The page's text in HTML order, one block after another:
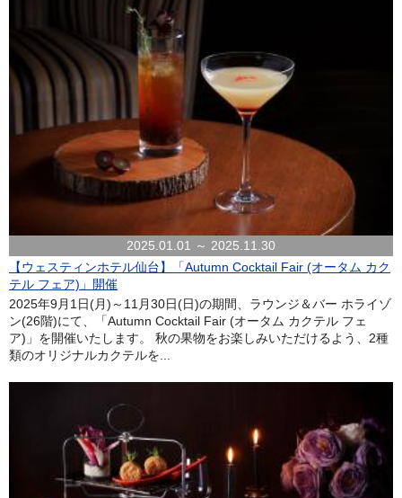
2025.01.01 ～ 2025.11.30
【ウェスティンホテル仙台】「Autumn Cocktail Fair (オータム カク
テル フェア)」開催
2025年9月1日(月)～11月30日(日)の期間、ラウンジ＆バー ホライゾ
ン(26階)にて、「Autumn Cocktail Fair (オータム カクテル フェ
ア)」を開催いたします。 秋の果物をお楽しみいただけるよう、2種
類のオリジナルカクテルを...